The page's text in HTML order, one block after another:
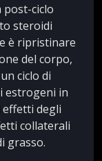
post-ciclo
steroidi
è ripristinare
del corpo,
ciclo di
estrogeni in
effetti degli
collaterali
grasso.